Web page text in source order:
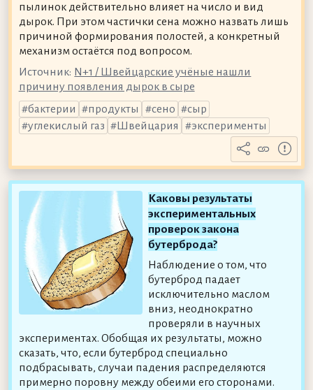
пылинок действительно влияет на число и вид
дырок. При этом частички сена можно назвать лишь
причиной формирования полостей, а конкретный
механизм остаётся под вопросом.
Источник: N+1 / Швейцарские учёные нашли
причину появления дырок в сыре
бактерии
продукты сено
сыр
углекислый газ
Швейцария эксперименты
Каковы результаты
экспериментальных
проверок закона
бутерброда?
Наблюдение о том, что
бутерброд падает
исключительно маслом
вниз, неоднократно
проверяли в научных
экспериментах. Обобщая их результаты, можно
сказать, что, если бутерброд специально
подбрасывать, случаи падения распределяются
примерно поровну между обеими его сторонами.